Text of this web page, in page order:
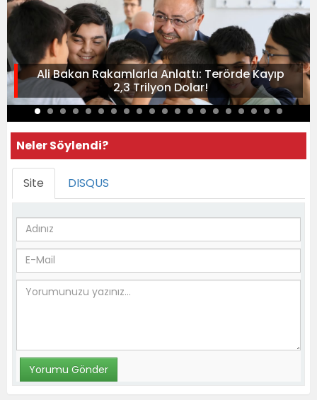
Ali Bakan Rakamlarla Anlattı: Terörde Kayıp
2,3 Trilyon Dolar!
Neler Söylendi?
Site DISQUS